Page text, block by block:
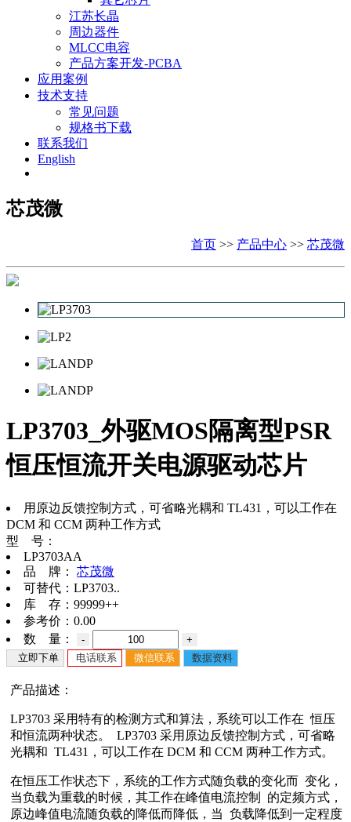
江苏长晶
周边器件
MLCC电容
产品方案开发-PCBA
应用案例
技术支持
常见问题
规格书下载
联系我们
English
芯茂微
首页 >> 产品中心 >> 芯茂微
LP3703_外驱MOS隔离型PSR
恒压恒流开关电源驱动芯片
用原边反馈控制方式，可省略光耦和 TL431，可以工作在
DCM 和 CCM 两种工作方式
型 号：
LP3703AA
品 牌：
芯茂微
可替代： LP3703..
库 存： 99999++
参考价： 0.00
数 量：
-
+
立即下单
电话联系 微信联系 数据资料
产品描述：
LP3703 采用特有的检测方式和算法，系统可以工作在 恒压
和恒流两种状态。 LP3703 采用原边反馈控制方式，可省略
光耦和 TL431，可以工作在 DCM 和 CCM 两种工作方式。
在恒压工作状态下，系统的工作方式随负载的变化而 变化，
当负载为重载的时候，其工作在峰值电流控制 的定频方式，
原边峰值电流随负载的降低而降低，当 负载降低到一定程度